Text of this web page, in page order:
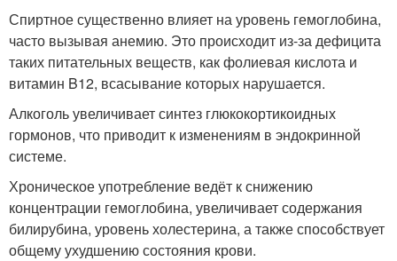
Спиртное существенно влияет на уровень гемоглобина,
часто вызывая анемию. Это происходит из-за дефицита
таких питательных веществ, как фолиевая кислота и
витамин B12, всасывание которых нарушается.
Алкоголь увеличивает синтез глюкокортикоидных
гормонов, что приводит к изменениям в эндокринной
системе.
Хроническое употребление ведёт к снижению
концентрации гемоглобина, увеличивает содержания
билирубина, уровень холестерина, а также способствует
общему ухудшению состояния крови.